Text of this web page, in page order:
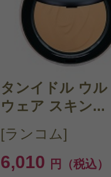
：2024年10月
／60代以上
/シミ・そばか
クリーム
て、クリーム
たランコム、
タンイドル ウ
ウェア スキン...
[ランコム]
6,010 円（税込）